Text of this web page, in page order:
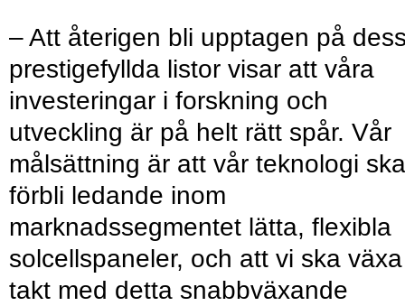
– Att återigen bli upptagen på
prestigefyllda listor visar att våra
investeringar i forskning och
utveckling är på helt rätt spår. Vår
målsättning är att vår teknologi ska
förbli ledande inom
marknadssegmentet lätta, flexibla
solcellspaneler, och att vi ska
takt med detta snabbväxande